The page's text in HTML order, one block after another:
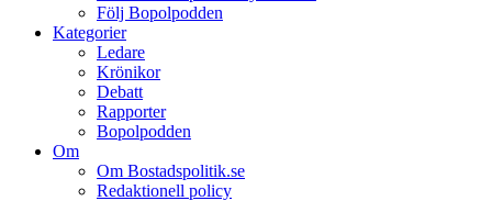
Följ Bopolpodden
Kategorier
Ledare
Krönikor
Debatt
Rapporter
Bopolpodden
Om
Om Bostadspolitik.se
Redaktionell policy